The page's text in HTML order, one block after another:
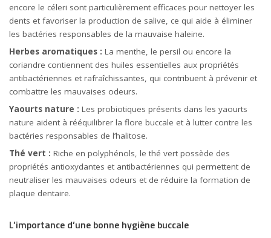
encore le céleri sont particulièrement efficaces pour nettoyer les
dents et favoriser la production de salive, ce qui aide à éliminer
les bactéries responsables de la mauvaise haleine.
Herbes aromatiques : La menthe, le persil ou encore la
coriandre contiennent des huiles essentielles aux propriétés
antibactériennes et rafraîchissantes, qui contribuent à prévenir et
combattre les mauvaises odeurs.
Yaourts nature : Les probiotiques présents dans les yaourts
nature aident à rééquilibrer la flore buccale et à lutter contre les
bactéries responsables de l’halitose.
Thé vert : Riche en polyphénols, le thé vert possède des
propriétés antioxydantes et antibactériennes qui permettent de
neutraliser les mauvaises odeurs et de réduire la formation de
plaque dentaire.
L’importance d’une bonne hygiène buccale